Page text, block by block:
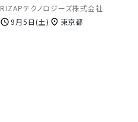
RIZAPテクノロジーズ株式会社
9月5日(土)
東京都